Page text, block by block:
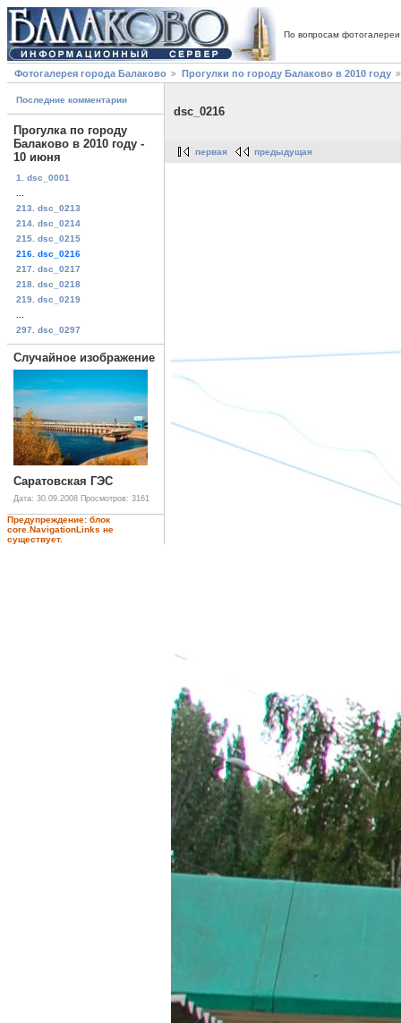
По вопросам
Фотогалерея города Балаково Прогулки по городу Балаково в 2010 году
Последние комментарии
Прогулка по городу
Балаково в 2010 году -
10 июня
1. dsc_0001
213. dsc_0213
214. dsc_0214
215. dsc_0215
216. dsc_0216
217. dsc_0217
218. dsc_0218
219. dsc_0219
297. dsc_0297
Случайное изображение
Саратовская ГЭС
Дата: 30.09.2008 Просмотров: 3161
Предупреждение: блок
core.NavigationLinks не
существует.
dsc_0216
первая предыдущая